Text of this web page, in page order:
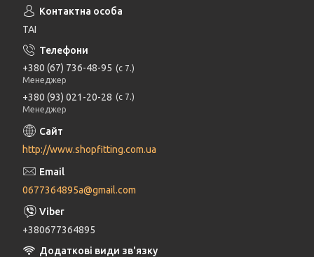
ТАІ
+380 (67) 736-48-95
с 7.
Менеджер
+380 (93) 021-20-28
с 7.
Менеджер
http://www.shopfitting.com.ua
0677364895a@gmail.com
+380677364895